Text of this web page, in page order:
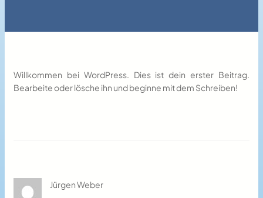
Willkommen bei WordPress. Dies ist dein erster Beitrag.
Bearbeite oder lösche ihn und beginne mit dem Schreiben!
Jürgen Weber